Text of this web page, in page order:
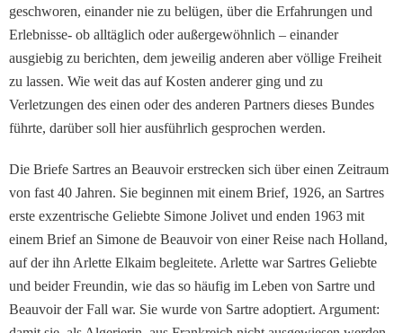
geschworen, einan­der nie zu belügen, über die Erfahrungen und
Erlebnisse- ob alltäglich oder außerge­wöhnlich – einander
ausgiebig zu berichten, dem jeweilig anderen aber völlige Freiheit
zu lassen. Wie weit das auf Kosten anderer ging und zu
Verletzungen des einen oder des anderen Partners dieses Bundes
führte, darüber soll hier ausführlich gesprochen werden.
Die Briefe Sartres an Beau­voir erstrecken sich über ei­nen Zeitraum
von fast 40 Jahren. Sie beginnen mit einem Brief, 1926, an Sartres
erste exzentrische Geliebte Simone Jolivet und enden 1963 mit
einem Brief an Simone de Beauvoir von einer Reise nach Holland,
auf der ihn Arlette Elkaim begleitete. Arlette war Sartres Geliebte
und beider Freundin, wie das so häufig im Leben von Sartre und
Beauvoir der Fall war. Sie wurde von Sartre adoptiert. Argument: